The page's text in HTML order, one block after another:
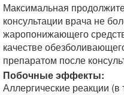
Максимальная
консультации врача не
жаропонижающего
качестве
препаратом после
Побочные эффекты:
Аллергические реакции (в